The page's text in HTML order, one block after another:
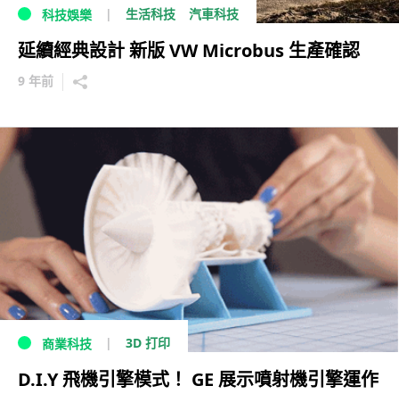
科技娛樂 生活科技 汽車科技
延續經典設計 新版 VW Microbus 生產確認
9 年前
商業科技 3D 打印
D.I.Y 飛機引擎模式！ GE 展示噴射機引擎運作